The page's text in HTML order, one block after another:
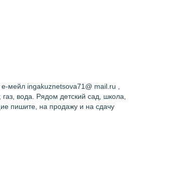
мейл ingakuznetsova71@ mail.ru ,
вода. Рядом детский сад, школа,
пишите, на продажу и на сдачу